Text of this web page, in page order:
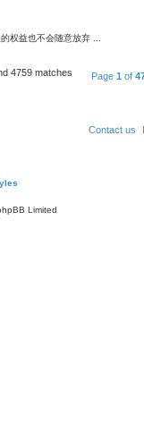
权益也不会随意放弃 ...
4759 matches Page 1 of
Contact us
Limited